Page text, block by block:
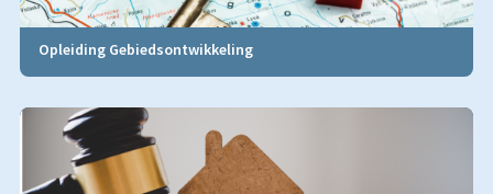
Opleiding Gebiedsontwikkeling